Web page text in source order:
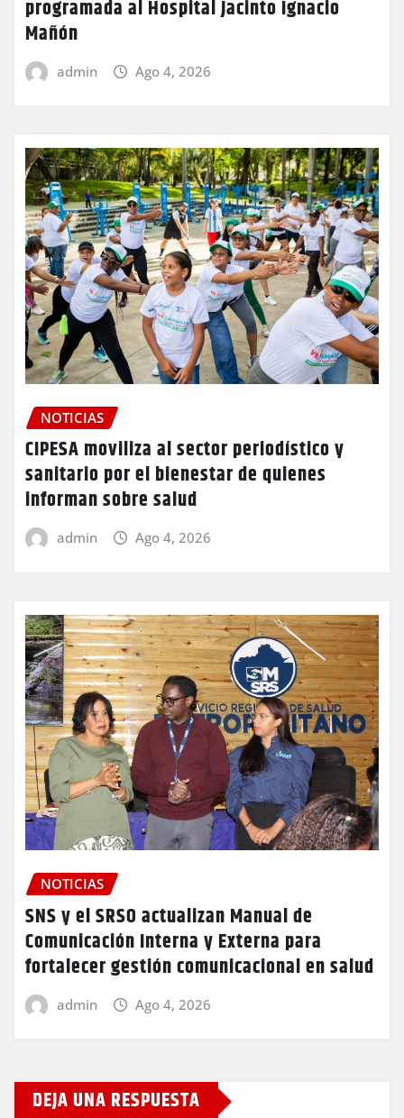
programada al Hospital Jacinto Ignacio
Mañón
admin Ago 4, 2026
NOTICIAS
CIPESA moviliza al sector periodístico y
sanitario por el bienestar de quienes
informan sobre salud
admin Ago 4, 2026
NOTICIAS
SNS y el SRSO actualizan Manual de
Comunicación Interna y Externa para
fortalecer gestión comunicacional en salud
admin Ago 4, 2026
DEJA UNA RESPUESTA